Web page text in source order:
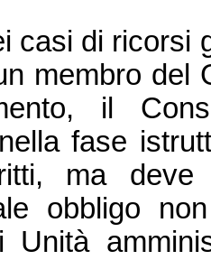
casi di ricorsi
membro del
il
fase
ma deve
obbligo
Unità